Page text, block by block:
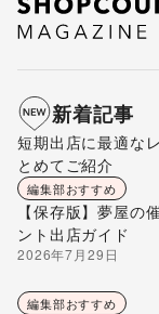
新着記事
短期出店に最適な
とめてご紹介
編集部おすすめ
【保存版】夢屋の
ント出店ガイド
2026年7月29日
編集部おすすめ